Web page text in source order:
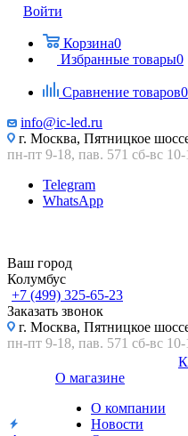
Войти
Корзина0
Избранные товары0
Сравнение товаров0
info@ic-led.ru
г. Москва, Пятницкое
пн-пт 9-18, пав. 571 сб-вс 10-
Telegram
WhatsApp
Ваш город
Колумбус
+7 (499) 325-65-23
Заказать звонок
г. Москва, Пятницкое
пн-пт 9-18, пав. 571 сб-вс 10-
О магазине
О компании
Новости